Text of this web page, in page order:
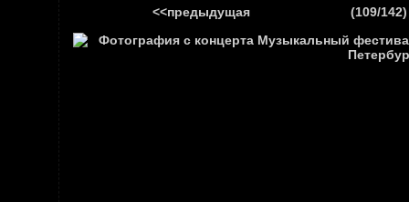
<<предыдущая (109/142)